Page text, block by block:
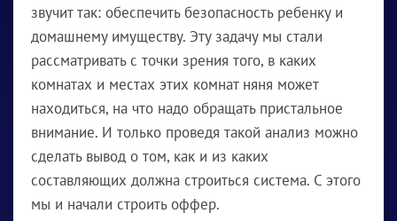
звучит так: обеспечить безопасность ребенку и
домашнему имуществу. Эту задачу мы стали
рассматривать с точки зрения того, в каких
комнатах и местах этих комнат няня может
находиться, на что надо обращать пристальное
внимание. И только проведя такой анализ можно
сделать вывод о том, как и из каких
составляющих должна строиться система. С этого
мы и начали строить оффер.